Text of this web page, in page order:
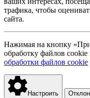
трафика, чтобы
сайта.
Нажимая на кнопку
обработку файлов cookie
обработки файлов cookie
Настроить